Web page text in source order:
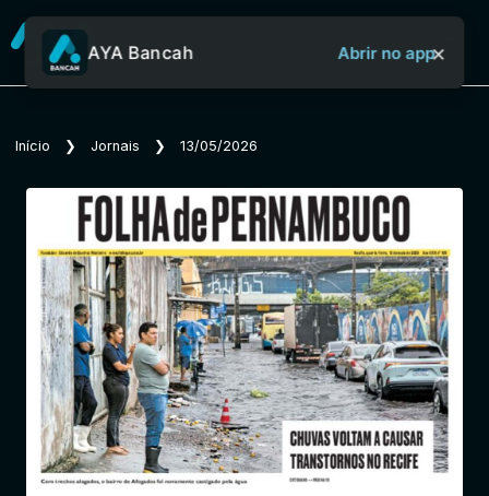
Sobre o Aya Bancah
Início
Revistas
Jornais
Notícias
AYA Bancah Abrir no app×
Início ❯ Jornais ❯ 13/05/2026